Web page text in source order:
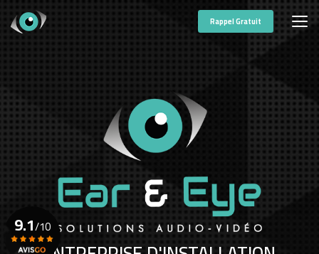
contenu
Rappel Gratuit
9.1/10